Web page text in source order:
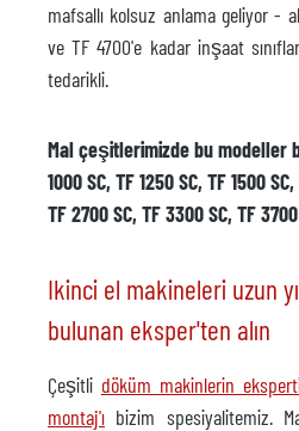
mafsallı kolsuz anlama geliyor -
ve TF 4700'e kadar inşaat
tedarikli.
Mal çeşitlerimizde bu modeller
1000 SC, TF 1250 SC, TF 1500
TF 2700 SC, TF 3300 SC, TF
Ikinci el makineleri uzun
bulunan eksper'ten alın
Çeşitli döküm makinlerin
montaj'ı bizim spesiyalitemiz.